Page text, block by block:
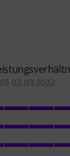
02.03.2022